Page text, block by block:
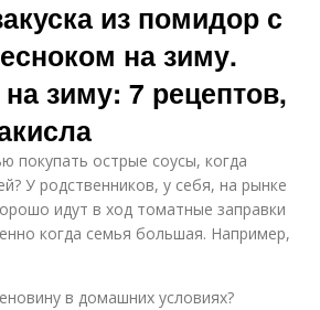
из помидор с
на зиму.
зиму: 7 рецептов,
покупать острые соусы, когда
У родственников, у себя, на рынке
идут в ход томатные заправки
когда семья большая. Например,
в домашних условиях?